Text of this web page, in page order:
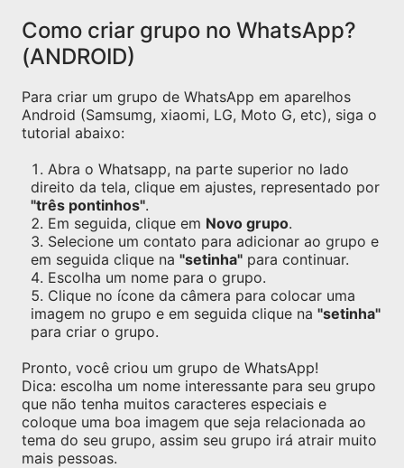
Como criar grupo no WhatsApp?
(ANDROID)
Para criar um grupo de WhatsApp em aparelhos
Android (Samsumg, xiaomi, LG, Moto G, etc), siga o
tutorial abaixo:
Abra o Whatsapp, na parte superior no lado
direito da tela, clique em ajustes, representado por
"três pontinhos".
Em seguida, clique em Novo grupo.
Selecione um contato para adicionar ao grupo e
em seguida clique na "setinha" para continuar.
Escolha um nome para o grupo.
Clique no ícone da câmera para colocar uma
imagem no grupo e em seguida clique na "setinha"
para criar o grupo.
Pronto, você criou um grupo de WhatsApp!
Dica: escolha um nome interessante para seu grupo
que não tenha muitos caracteres especiais e
coloque uma boa imagem que seja relacionada ao
tema do seu grupo, assim seu grupo irá atrair muito
mais pessoas.